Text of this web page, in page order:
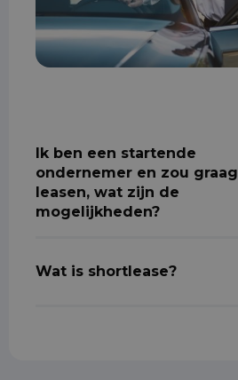
Ik ben een startende
ondernemer en zou graag
leasen, wat zijn de
mogelijkheden?
Wat is shortlease?